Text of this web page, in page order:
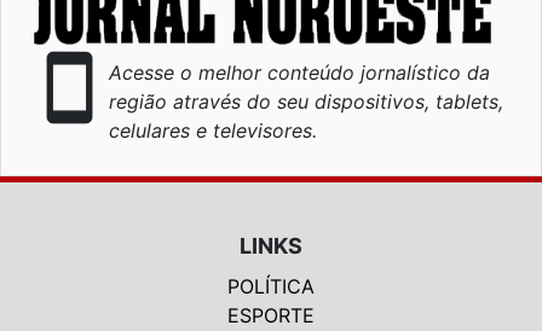
smartphone
Acesse o melhor conteúdo jornalístico da
região através do seu dispositivos, tablets,
celulares e televisores.
LINKS
POLÍTICA
ESPORTE